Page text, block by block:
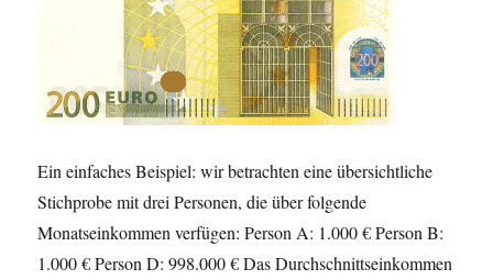
Ein einfaches Beispiel: wir betrachten eine übersichtliche
Stichprobe mit drei Personen, die über folgende
Monatseinkommen verfügen: Person A: 1.000 € Person B:
1.000 € Person D: 998.000 € Das Durchschnittseinkommen